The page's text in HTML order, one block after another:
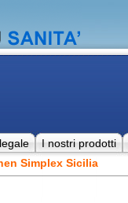
I nostri prodotti
Simplex Sicilia